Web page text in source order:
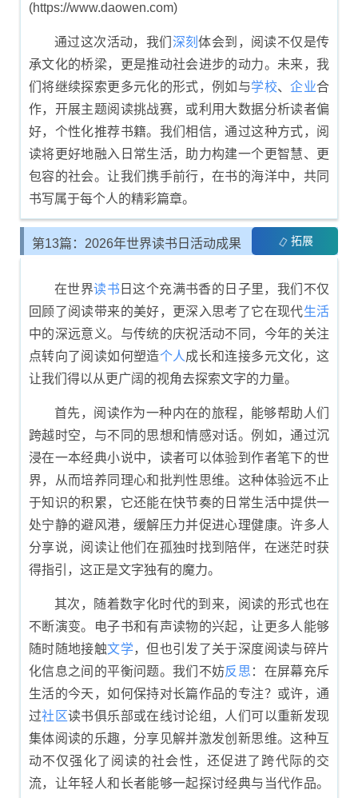
(https://www.daowen.com)
通过这次活动，我们 深刻体会到，阅读不仅是传
承文化的桥梁，更是推动社会进步的动力。未来，我
们将继续探索更多元化的形式，例如与学校、企业合
作，开展主题阅读挑战赛，或利用大数据分析读者偏
好，个性化推荐书籍。我们相信，通过这种方式，阅
读将更好地融入日常生活，助力构建一个更智慧、更
包容的社会。让我们携手前行，在书的海洋中，共同
书写属于每个人的精彩篇章。
第13篇：2026年世界读书日活动成果 拓展
在世界读书 日这个充满书香的日子里，我们不仅
回顾了阅读带来的美好，更深入思考了它在现代生活
中的深远意义。与传统的庆祝活动不同，今年的关注
点转向了阅读如何塑造个人成长和连接多元文化，这
让我们得以从更广阔的视角去探索文字的力量。
首先，阅读作为一种内在的旅程，能够帮助人们
跨越时空，与不同的思想和情感对话。例如，通过沉
浸在一本经典小说中，读者可以体验到作者笔下的世
界，从而培养同理心和批判性思维。这种体验远不止
于知识的积累，它还能在快节奏的日常生活中提供一
处宁静的避风港，缓解压力并促进心理健康。许多人
分享说，阅读让他们在孤独时找到陪伴，在迷茫时获
得指引，这正是文字独有的魔力。
其次，随着数字化时代的到来，阅读的形式也在
不断演变。电子书和有声读物的兴起，让更多人能够
随时随地接触文学，但也引发了关于深度阅读与碎片
化信息之间的平衡问题。我们不妨反思 ：在屏幕充斥
生活的今天，如何保持对长篇作品的专注？或许，通
过社区读书俱乐部或在线讨论组，人们可以重新发现
集体阅读的乐趣，分享见解并激发创新思维。这种互
动不仅强化了阅读的社会性，还促进了跨代际的交
流，让年轻人和长者能够一起探讨经典与当代作品。